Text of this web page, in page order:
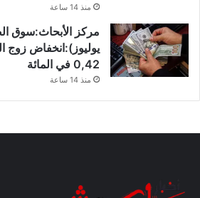
منذ 14 ساعة
يوليوز):انخفاض زوج
0,42 في المائة
منذ 14 ساعة